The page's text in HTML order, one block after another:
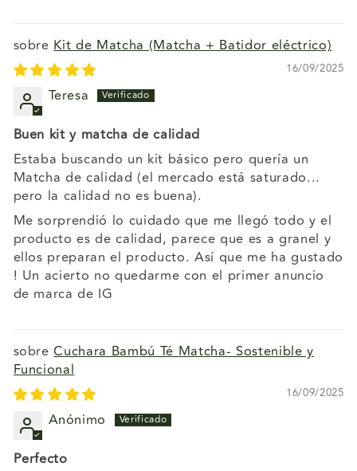
Kit de Matcha (Matcha + Batidor eléctrico)
16/09/2025
Teresa
Buen kit y matcha de calidad
Estaba buscando un kit básico pero quería un
Matcha de calidad (el mercado está saturado...
pero la calidad no es buena).
Me sorprendió lo cuidado que me llegó todo y el
producto es de calidad, parece que es a granel y
ellos preparan el producto. Así que me ha gustado
! Un acierto no quedarme con el primer anuncio
de marca de IG
Cuchara Bambú Té Matcha- Sostenible y
Funcional
16/09/2025
Anónimo
Perfecto